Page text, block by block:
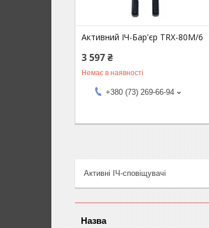
Активний ІЧ-Бар'єр TRX-80M/6
3 597 ₴
Немає в наявності
+380 (73) 269-66-94
Активні ІЧ-сповіщувачі